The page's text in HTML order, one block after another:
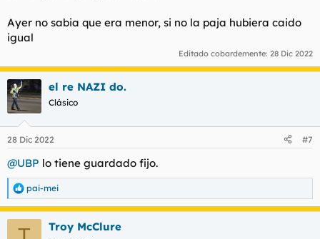
Ayer no sabia que era menor, si no la paja hubiera caido
igual
Editado cobardemente: 28 Dic 2022
el re NAZI do.
Clásico
28 Dic 2022 #7
@UBP lo tiene guardado fijo.
R
e
a
pai-mei
Troy McClure